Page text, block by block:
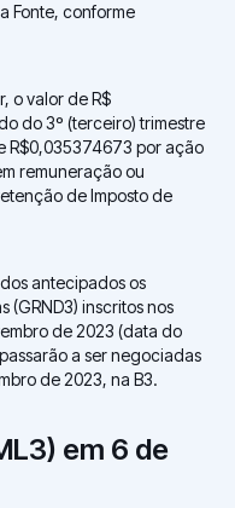
Fonte, conforme
o valor de R$
do 3º (terceiro) trimestre
R$0,035374673 por ação
remuneração ou
de Imposto de
antecipados os
(GRND3) inscritos nos
de 2023 (data do
a ser negociadas
de 2023, na B3.
em 6 de